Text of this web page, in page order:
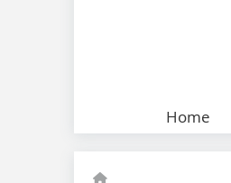
Home